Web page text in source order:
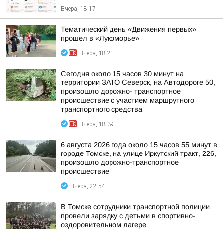
Вчера, 18:17
Тематический день «Движения первых»
прошел в «Лукоморье»
Вчера, 18:21
Сегодня около 15 часов 30 минут на
территории ЗАТО Северск, на Автодороге 50,
произошло дорожно- транспортное
происшествие с участием маршрутного
транспортного средства
Вчера, 18:39
6 августа 2026 года около 15 часов 55 минут в
городе Томске, на улице Иркутский тракт, 226,
произошло дорожно-транспортное
происшествие
Вчера, 22:54
В Томске сотрудники транспортной полиции
провели зарядку с детьми в спортивно-
оздоровительном лагере